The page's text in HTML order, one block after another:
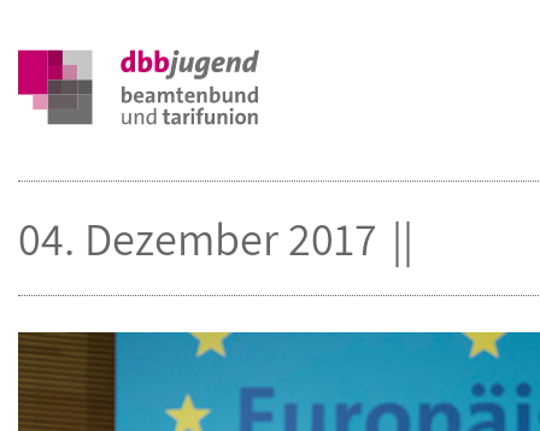
04. Dezember 2017